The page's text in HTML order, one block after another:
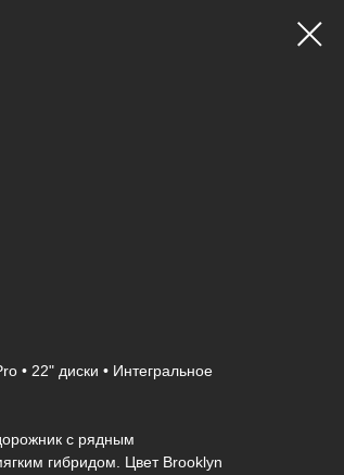
• 22" диски • Интегральное
с рядным
гибридом. Цвет Brooklyn